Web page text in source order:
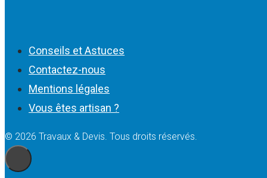
Conseils et Astuces
Contactez-nous
Mentions légales
Vous êtes artisan ?
© 2026 Travaux & Devis. Tous droits réservés.